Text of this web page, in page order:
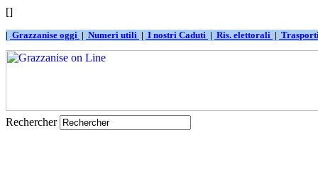
[]
| Grazzanise oggi | Numeri utili | I nostri Caduti | Ris. elettorali |
Rechercher